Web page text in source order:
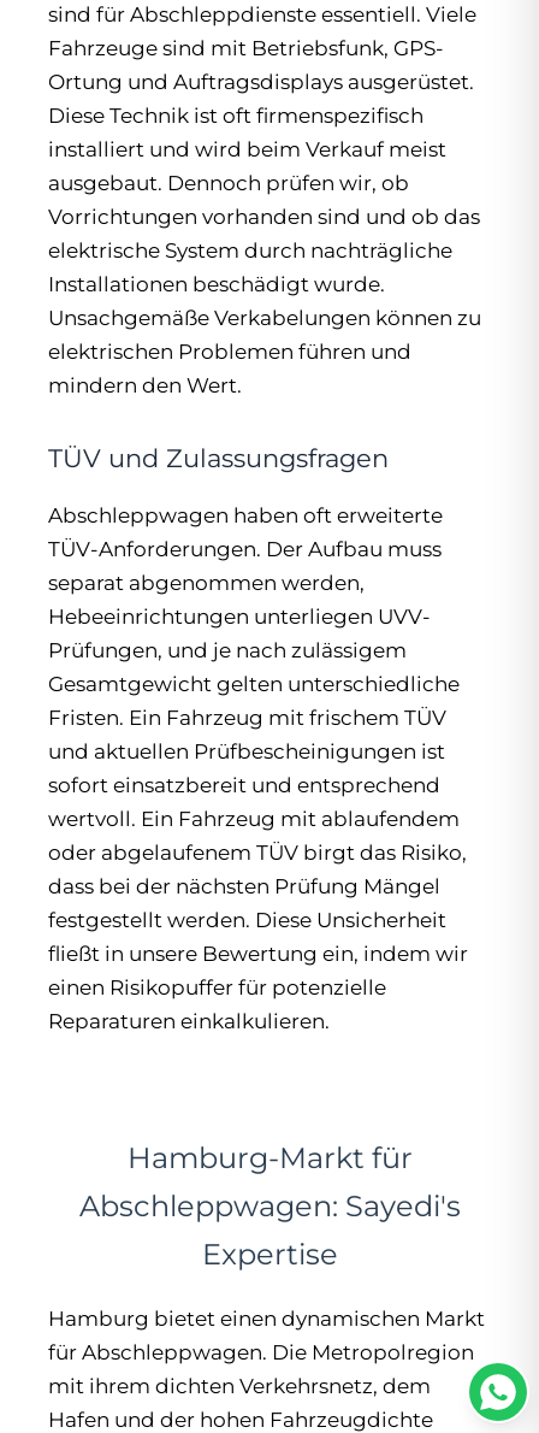
sind für Abschleppdienste essentiell. Viele
Fahrzeuge sind mit Betriebsfunk, GPS-
Ortung und Auftragsdisplays ausgerüstet.
Diese Technik ist oft firmenspezifisch
installiert und wird beim Verkauf meist
ausgebaut. Dennoch prüfen wir, ob
Vorrichtungen vorhanden sind und ob das
elektrische System durch nachträgliche
Installationen beschädigt wurde.
Unsachgemäße Verkabelungen können zu
elektrischen Problemen führen und
mindern den Wert.
TÜV und Zulassungsfragen
Abschleppwagen haben oft erweiterte
TÜV-Anforderungen. Der Aufbau muss
separat abgenommen werden,
Hebeeinrichtungen unterliegen UVV-
Prüfungen, und je nach zulässigem
Gesamtgewicht gelten unterschiedliche
Fristen. Ein Fahrzeug mit frischem TÜV
und aktuellen Prüfbescheinigungen ist
sofort einsatzbereit und entsprechend
wertvoll. Ein Fahrzeug mit ablaufendem
oder abgelaufenem TÜV birgt das Risiko,
dass bei der nächsten Prüfung Mängel
festgestellt werden. Diese Unsicherheit
fließt in unsere Bewertung ein, indem wir
einen Risikopuffer für potenzielle
Reparaturen einkalkulieren.
Hamburg-Markt für
Abschleppwagen: Sayedi's
Expertise
Hamburg bietet einen dynamischen Markt
für Abschleppwagen. Die Metropolregion
mit ihrem dichten Verkehrsnetz, dem
Hafen und der hohen Fahrzeugdichte